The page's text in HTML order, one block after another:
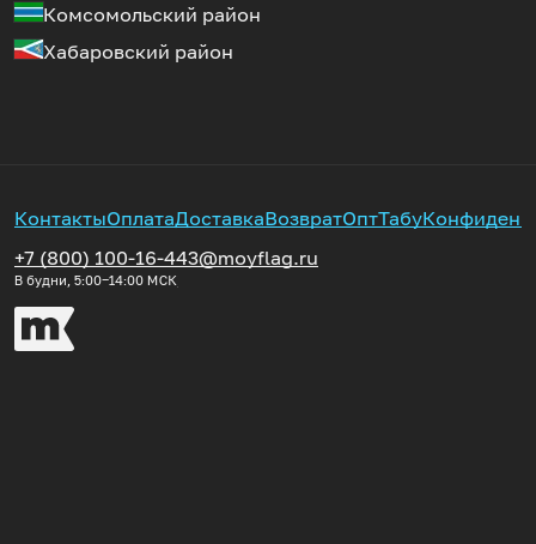
Комсомольский район
Хабаровский район
КонтактыОплатаДоставкаВозвратОптТабу
+7 (800) 100-16-44
В будни, 5:00‒14:00 МСК
3@moyflag.ru